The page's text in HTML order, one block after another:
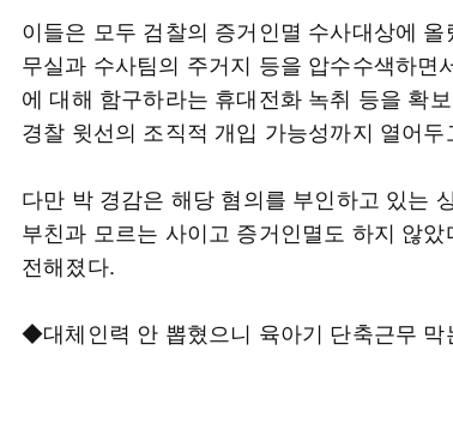
이들은 모두 검찰의 증거인멸 수사대상에
무실과 수사팀의 주거지 등을 압수수색하면
에 대해 함구하라는 휴대전화 녹취 등을 확
경찰 윗선의 조직적 개입 가능성까지 열어
다만 박 경감은 해당 혐의를 부인하고 있는
부친과 모르는 사이고 증거인멸도 하지 않
전해졌다.
◆대체인력 안 뽑혔으니 육아기 단축근무 막